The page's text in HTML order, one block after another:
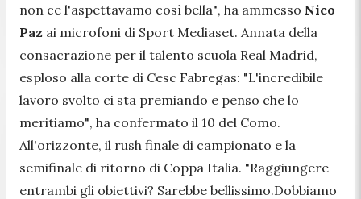
non ce l'aspettavamo così bella", ha ammesso Nico
Paz ai microfoni di Sport Mediaset. Annata della
consacrazione per il talento scuola Real Madrid,
esploso alla corte di Cesc Fabregas: "L'incredibile
lavoro svolto ci sta premiando e penso che lo
meritiamo", ha confermato il 10 del Como.
All'orizzonte, il rush finale di campionato e la
semifinale di ritorno di Coppa Italia. "Raggiungere
entrambi gli obiettivi? Sarebbe bellissimo.Dobbiamo